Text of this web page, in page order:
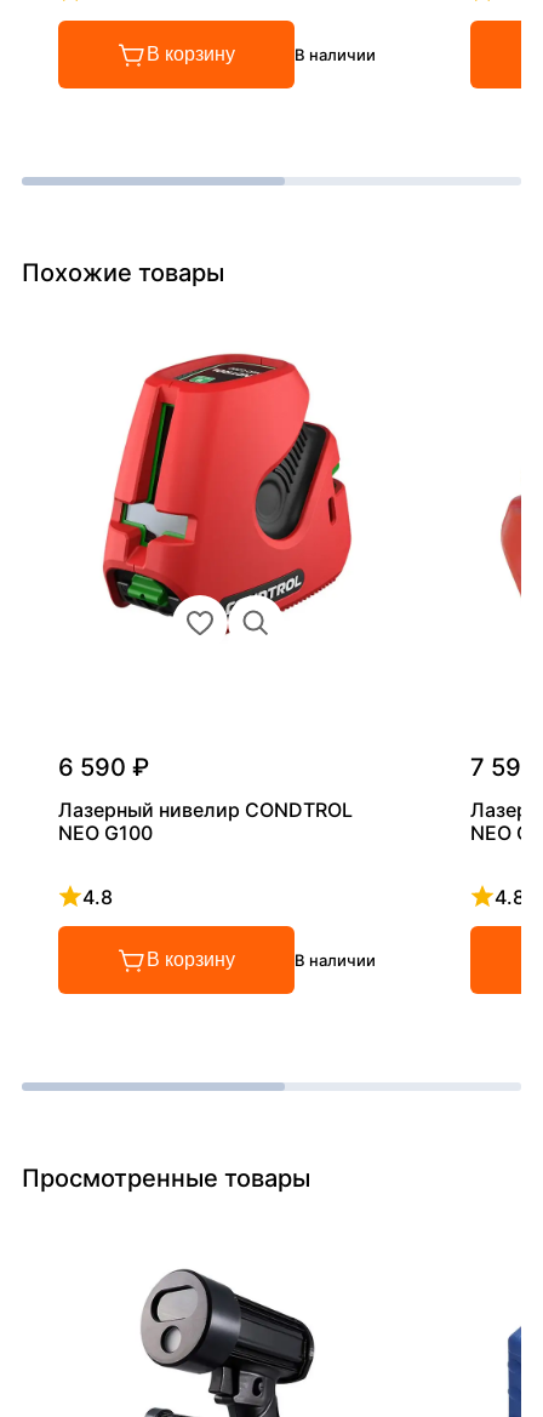
В корзину В наличии
Похожие товары
6 590 ₽
Лазерный нивелир CONDTROL
NEO G100
4.8
Рейтинг 4.8 из 5
В корзину В наличии
7 590
NEO
4.8
Просмотренные товары